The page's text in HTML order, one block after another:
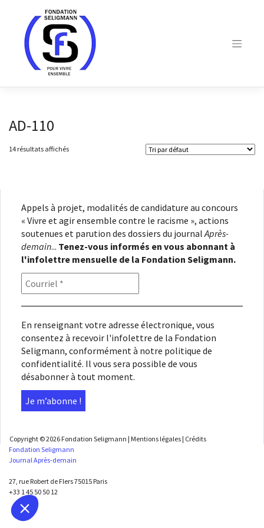
AD-110
14 résultats affichés
Appels à projet, modalités de candidature au concours
« Vivre et agir ensemble contre le racisme », actions
soutenues et parution des dossiers du journalAprès-
demain... Tenez-vous informés en vous abonnant à
l'infolettre mensuelle de la Fondation Seligmann.
En renseignant votre adresse électronique, vous
consentez à recevoir l'infolettre de la Fondation
Seligmann, conformément à notre politique de
confidentialité. Il vous sera possible de vous
désabonner à tout moment.
Copyright © 2026 Fondation Seligmann | Mentions légales | Crédits
Fondation Seligmann
Journal Après-demain
27, rue Robert de Flers 75015 Paris
+33 1 45 50 50 12